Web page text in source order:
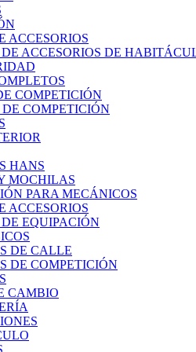
ACCESORIOS
ACCESORIOS DE
COMPETICIÓN
COMPETICIÓN
HANS
MOCHILAS
PARA MECÁNICOS
ACCESORIOS
EQUIPACIÓN
DE CALLE
DE COMPETICIÓN
CAMBIO